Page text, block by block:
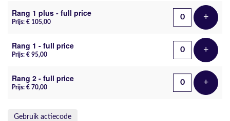
Rang 1 plus - full price
Prijs: € 105,00 +Voeg
Rang 1 - full price
Prijs: € 95,00 +Voeg
Rang 2 - full price
Prijs: € 70,00 +Voeg
Gebruik actiecode